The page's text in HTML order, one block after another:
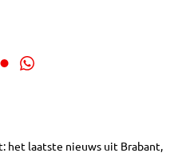
het laatste nieuws uit Brabant,